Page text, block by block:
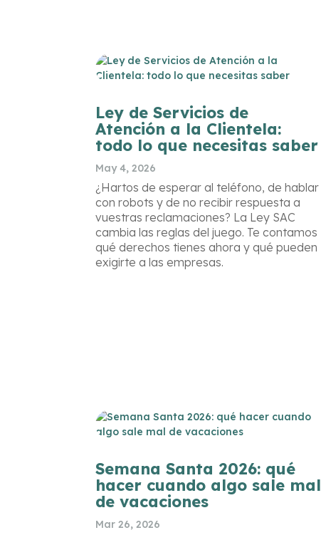
Ley de Servicios de
Atención a la Clientela:
todo lo que necesitas saber
May 4, 2026
¿Hartos de esperar al teléfono, de hablar
con robots y de no recibir respuesta a
vuestras reclamaciones? La Ley SAC
cambia las reglas del juego. Te contamos
qué derechos tienes ahora y qué pueden
exigirte a las empresas.
Semana Santa 2026: qué
hacer cuando algo sale mal
de vacaciones
Mar 26, 2026